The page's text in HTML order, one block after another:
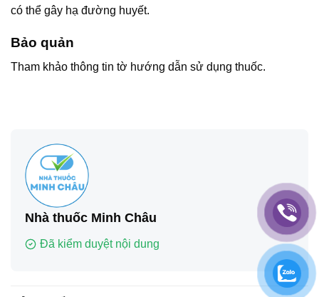
có thể gây hạ đường huyết.
Bảo quản
Tham khảo thông tin tờ hướng dẫn sử dụng thuốc.
Nhà thuốc Minh Châu
Đã kiểm duyệt nội dung